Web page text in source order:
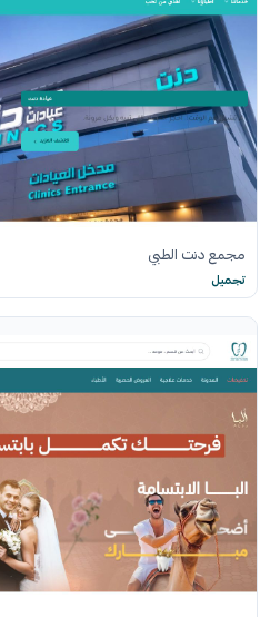
مجمع دنت الطبي
تجميل